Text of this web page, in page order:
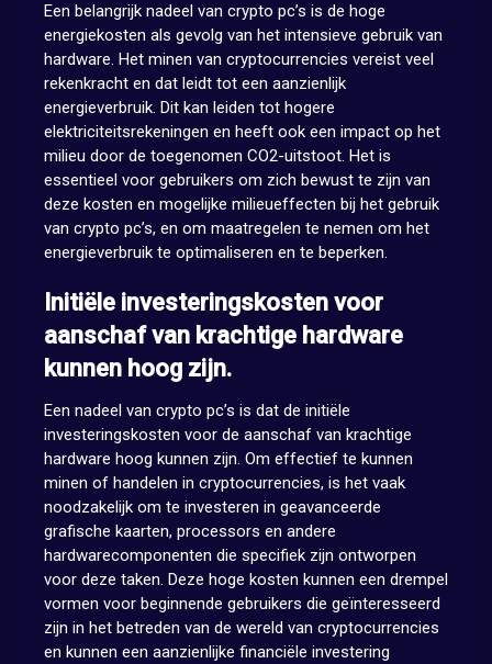
Een belangrijk nadeel van crypto pc’s is de hoge
energiekosten als gevolg van het intensieve gebruik van
hardware. Het minen van cryptocurrencies vereist veel
rekenkracht en dat leidt tot een aanzienlijk
energieverbruik. Dit kan leiden tot hogere
elektriciteitsrekeningen en heeft ook een impact op het
milieu door de toegenomen CO2-uitstoot. Het is
essentieel voor gebruikers om zich bewust te zijn van
deze kosten en mogelijke milieueffecten bij het gebruik
van crypto pc’s, en om maatregelen te nemen om het
energieverbruik te optimaliseren en te beperken.
Initiële investeringskosten voor
aanschaf van krachtige hardware
kunnen hoog zijn.
Een nadeel van crypto pc’s is dat de initiële
investeringskosten voor de aanschaf van krachtige
hardware hoog kunnen zijn. Om effectief te kunnen
minen of handelen in cryptocurrencies, is het vaak
noodzakelijk om te investeren in geavanceerde
grafische kaarten, processors en andere
hardwarecomponenten die specifiek zijn ontworpen
voor deze taken. Deze hoge kosten kunnen een drempel
vormen voor beginnende gebruikers die geïnteresseerd
zijn in het betreden van de wereld van cryptocurrencies
en kunnen een aanzienlijke financiële investering